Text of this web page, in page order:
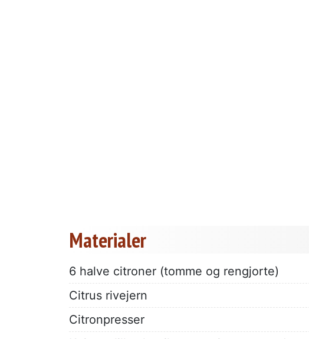
Materialer
6 halve citroner (tomme og rengjorte)
Citrus rivejern
Citronpresser